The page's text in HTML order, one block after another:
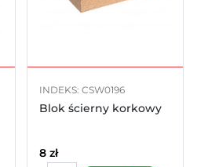
INDEKS: CSW0196
Blok ścierny korkowy
8 zł